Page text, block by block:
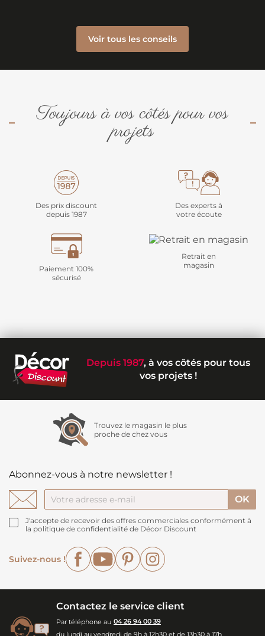
Voir tous les conseils
Toujours à vos côtés pour vos
projets
Des prix discount
depuis 1987
Des experts à
votre écoute
Paiement 100%
sécurisé
Retrait en
magasin
Depuis 1987, à vos côtés pour tous
vos projets !
Trouvez le magasin le plus
proche de chez vous
Abonnez-vous à notre newsletter !
J'accepte de recevoir des offres commerciales conformément à
la politique de confidentialité de Décor Discount
Suivez-nous !
FacebookYouTubePinterest
Contactez le service client
Par téléphone au 04 26 94 00 39
du lundi au vendredi de 9h à 12h30 et de 13h30 à 17h